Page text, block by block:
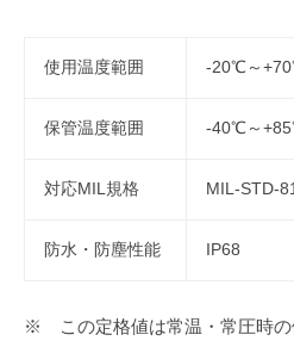
使用温度範囲 -20℃～
保管温度範囲 -40℃～
対応MIL規格 MIL-STD-
防水・防塵性能 IP68
※ この定格値は常温・常圧時